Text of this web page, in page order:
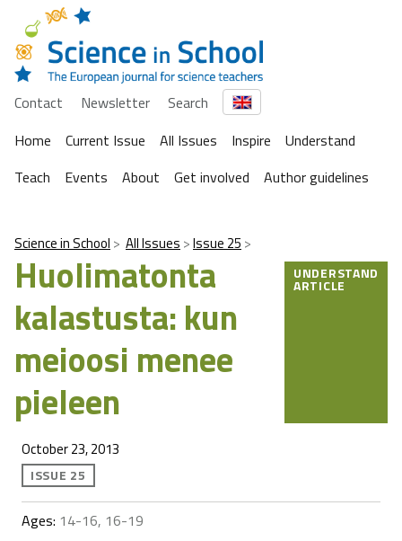
Contact Newsletter
Search
Home
Current Issue All Issues Inspire
Understand
Teach
Events About Get involved Author guidelines
Science in School All Issues Issue 25
Huolimatonta
kalastusta: kun
meioosi menee
pieleen
UNDERSTAND
ARTICLE
October 23, 2013
ISSUE 25
Ages: 14-16, 16-19